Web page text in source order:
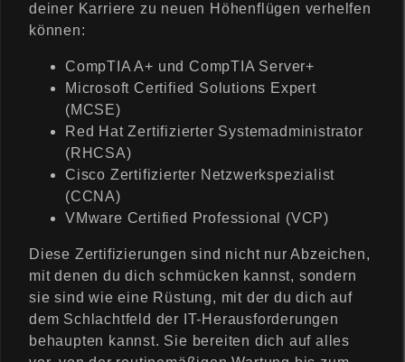
deiner Karriere zu neuen Höhenflügen verhelfen
können:
CompTIA A+ und CompTIA Server+
Microsoft Certified Solutions Expert
(MCSE)
Red Hat Zertifizierter Systemadministrator
(RHCSA)
Cisco Zertifizierter Netzwerkspezialist
(CCNA)
VMware Certified Professional (VCP)
Diese Zertifizierungen sind nicht nur Abzeichen,
mit denen du dich schmücken kannst, sondern
sie sind wie eine Rüstung, mit der du dich auf
dem Schlachtfeld der IT-Herausforderungen
behaupten kannst. Sie bereiten dich auf alles